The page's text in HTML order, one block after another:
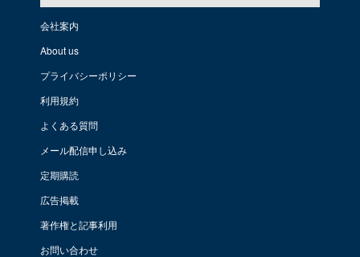
会社案内
About us
プライバシーポリシー
利用規約
よくある質問
メール配信申し込み
定期購読
広告掲載
著作権と記事利用
お問い合わせ